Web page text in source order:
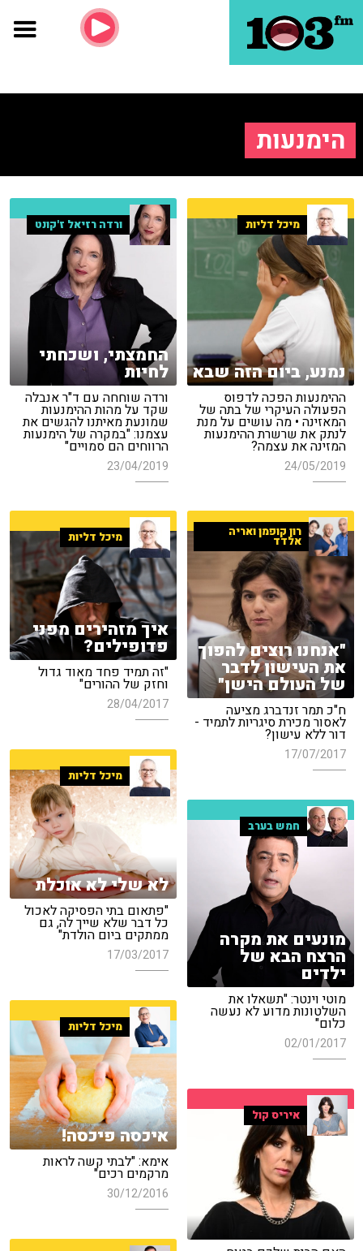
הימנעות
מיכל דליות
נמנע, ביום הזה שבא
ההימנעות הפכה לדפוס
הפעולה העיקרי של בתה של
המאזינה • מה עושים על מנת
לנתק את שרשרת ההימנעות
המזינה את עצמה?
24/05/2019
ורדה רזיאל ז'קונט
החמצתי, ושכחתי
לחיות
ורדה שוחחה עם ד"ר אנבלה
שקד על מהות ההימנעות
שמונעת מאיתנו להגשים את
עצמנו: "במקרה של הימנעות
הרווחים הם סמויים"
23/04/2019
רון קופמן ואריה
אלדד
"אנחנו רוצים להפוך
את העישון לדבר
של העולם הישן"
ח"כ תמר זנדברג מציעה
לאסור מכירת סיגריות לתמיד -
דור ללא עישון?
17/07/2017
מיכל דליות
איך מזהירים מפני
פדופילים?
"זה תמיד פחד מאוד גדול
וחזק של ההורים"
28/04/2017
מיכל דליות
לא שלי לא אוכלת
"פתאום בתי הפסיקה לאכול
כל דבר שלא שייך לה, גם
ממתקים ביום הולדת"
17/03/2017
חמש בערב
מונעים את מקרה
הרצח הבא של
ילדים
מוטי וינטר: "תשאלו את
השלטונות מדוע לא נעשה
כלום"
02/01/2017
מיכל דליות
איכסה פיכסה!
אימא: "לבתי קשה לראות
מרקמים רכים"
30/12/2016
איריס קול